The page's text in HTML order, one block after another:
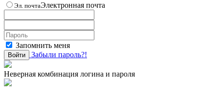
Эл. почтаЭлектронная почта
Запомнить меня
Войти Забыли пароль?!
Неверная комбинация логина и пароля